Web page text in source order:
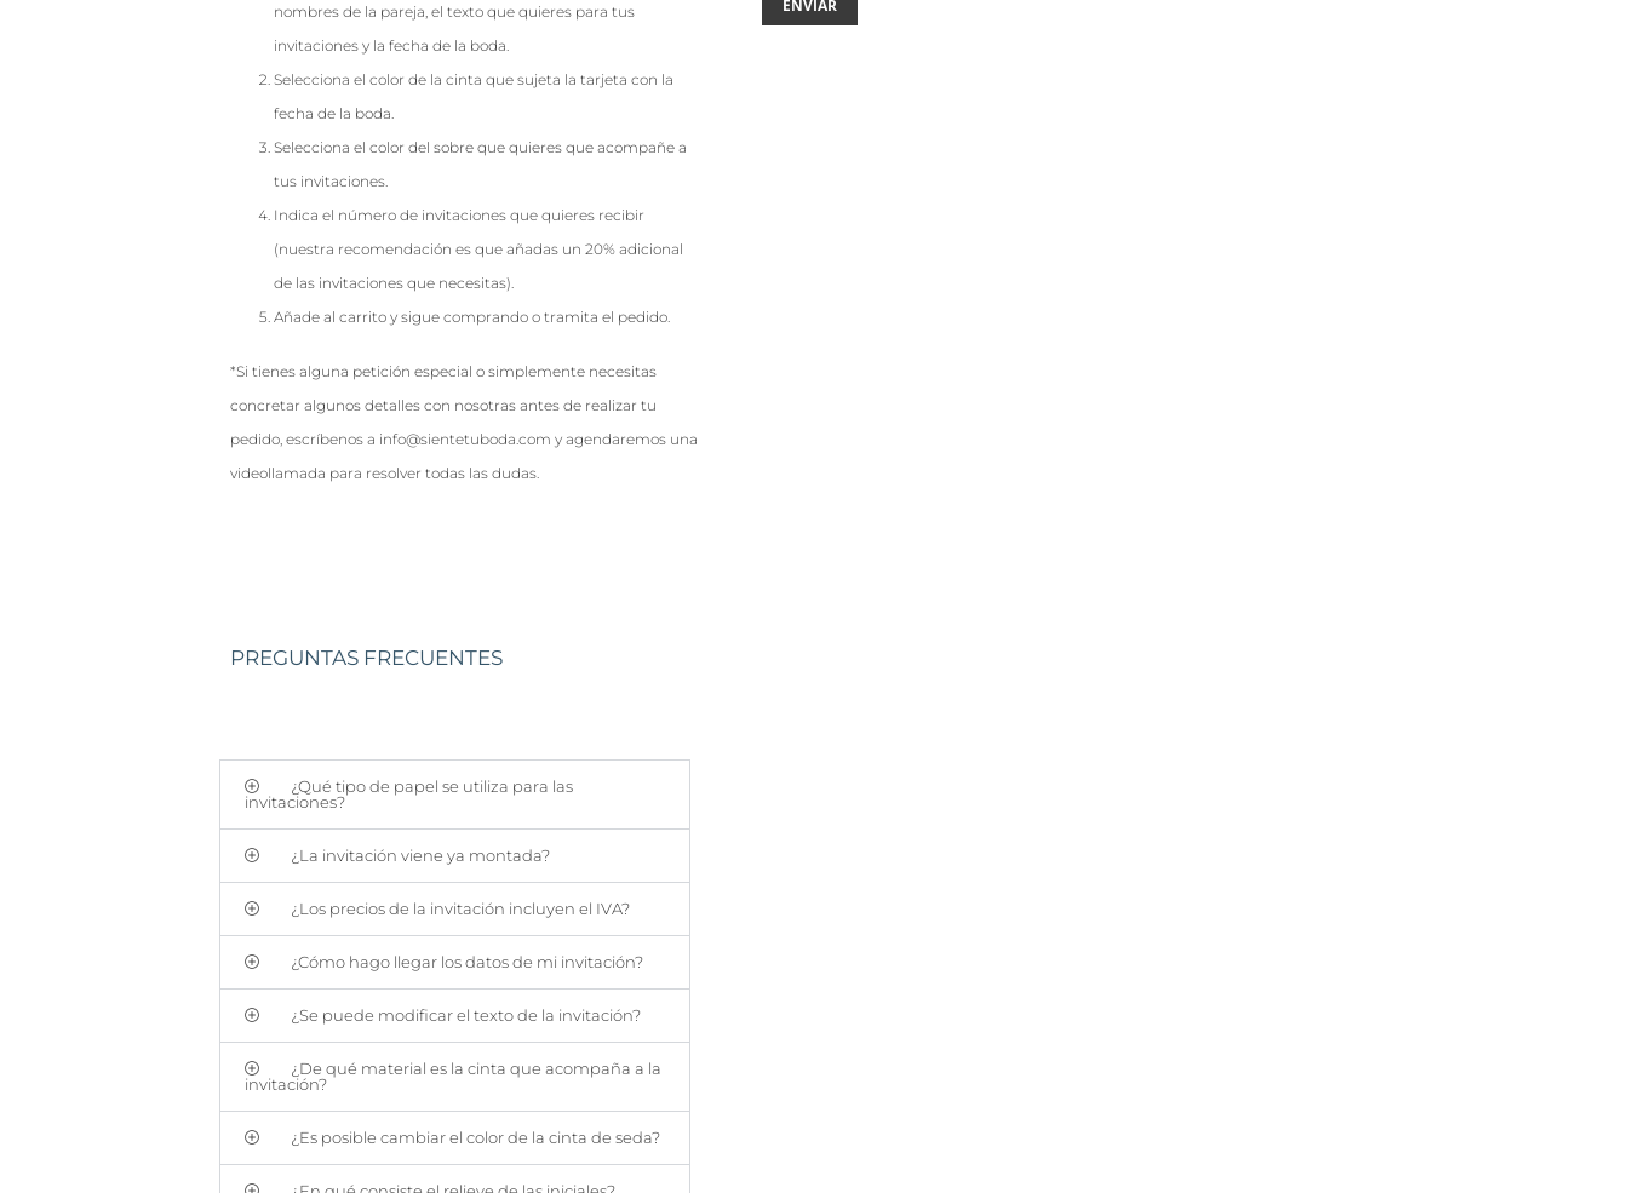
nombres de la pareja, el texto que quieres para tus
invitaciones y la fecha de la boda.
Selecciona el color de la cinta que sujeta la tarjeta con la
fecha de la boda.
Selecciona el color del sobre que quieres que acompañe a
tus invitaciones.
Indica el número de invitaciones que quieres recibir
(nuestra recomendación es que añadas un 20% adicional
de las invitaciones que necesitas).
Añade al carrito y sigue comprando o tramita el pedido.
*Si tienes alguna petición especial o simplemente necesitas
concretar algunos detalles con nosotras antes de realizar tu
pedido, escríbenos a info@sientetuboda.com y agendaremos una
videollamada para resolver todas las dudas.
PREGUNTAS FRECUENTES
¿Qué tipo de papel se utiliza para las
invitaciones?
¿La invitación viene ya montada?
¿Los precios de la invitación incluyen el IVA?
¿Cómo hago llegar los datos de mi invitación?
¿Se puede modificar el texto de la invitación?
¿De qué material es la cinta que acompaña a la
invitación?
¿Es posible cambiar el color de la cinta de seda?